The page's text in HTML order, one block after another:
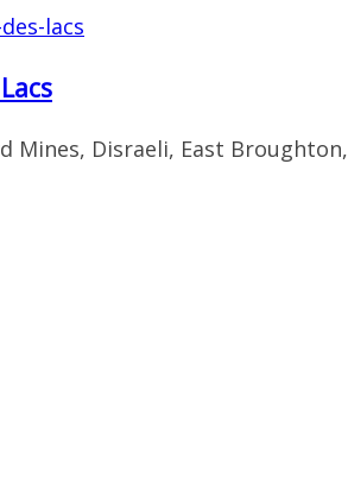
Mines, Disraeli, East